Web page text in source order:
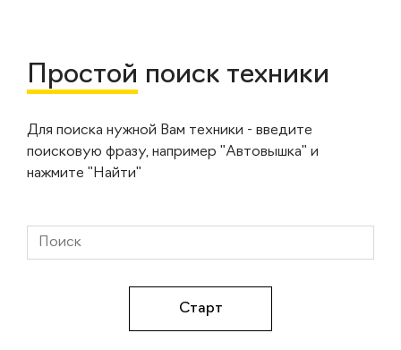
Простой поиск техники
Для поиска нужной Вам техники - введите
поисковую фразу, например "Автовышка" и
нажмите "Найти"